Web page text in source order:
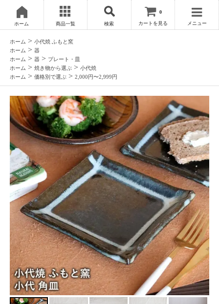
ホーム 商品一覧 検索
0
カートを見る メニュー
ホーム > 小代焼 ふもと窯
ホーム > 器
ホーム > 器 > プレート・皿
ホーム > 焼き物から選ぶ > 小代焼
ホーム > 価格別で選ぶ > 2,000円〜2,999円